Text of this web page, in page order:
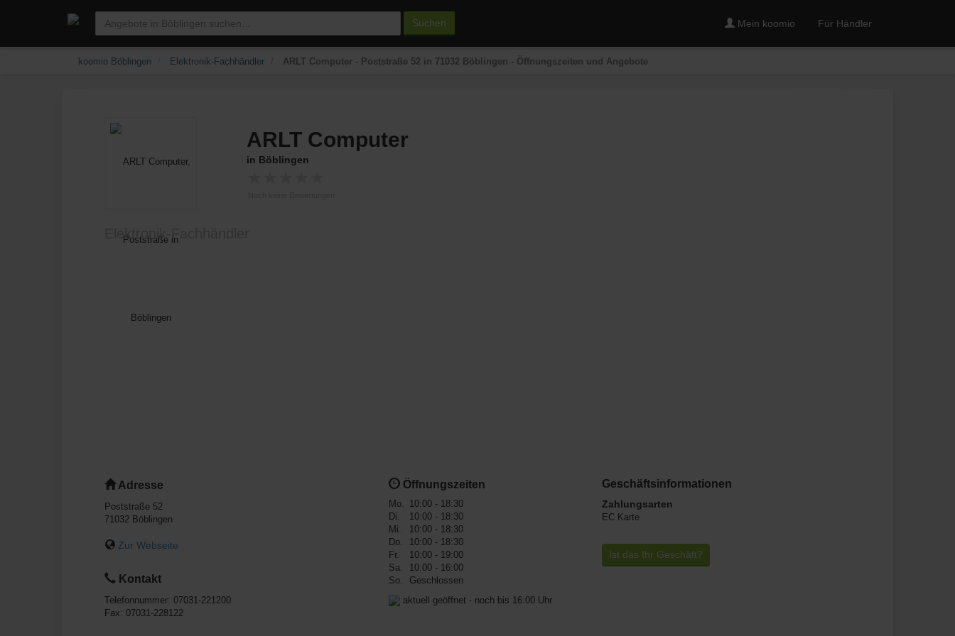
Suchen Mein koomio Für Händler
koomio Böblingen Elektronik-Fachhändler ARLT Computer - Poststraße 52 in 71032 Böblingen - Öffnungszeiten und Angebote
ARLT Computer
in Böblingen
Elektronik-Fachhändler
Adresse
Poststraße 52
71032 Böblingen
Zur Webseite
Kontakt
Telefonnummer: 07031-221200
Fax: 07031-228122
Öffnungszeiten
Mo.
10:00 - 18:30
Di.
10:00 - 18:30
Mi.
10:00 - 18:30
Do.
10:00 - 18:30
Fr.
10:00 - 19:00
Sa.
10:00 - 16:00
So.
Geschlossen
aktuell geöffnet - noch bis 16:00 Uhr
Geschäftsinformationen
Zahlungsarten
EC Karte
Ist das Ihr Geschäft?